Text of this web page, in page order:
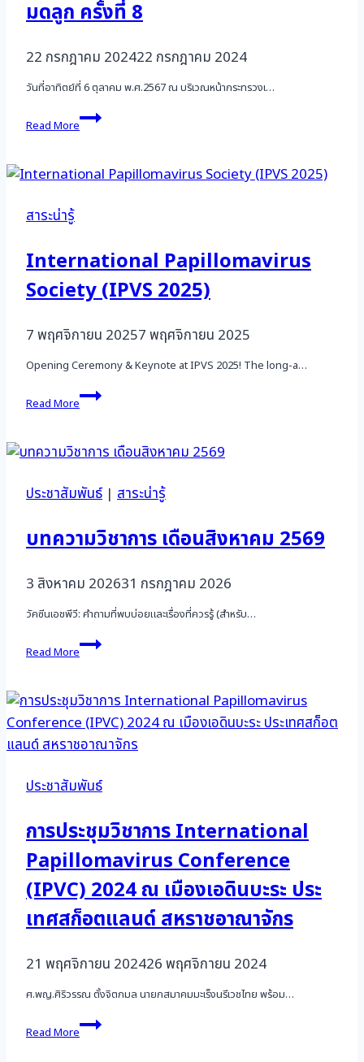
มดลูก ครั้งที่ 8
22 กรกฎาคม 202422 กรกฎาคม 2024
วันที่อาทิตย์ที่ 6 ตุลาคม พ.ศ.2567 ณ บริเวณหน้ากระทรวงเ…
Read More
วิ่ง
ด้วย
น้อง
ครั้ง
ที่
8
สาระน่ารู้
International Papillomavirus
Society (IPVS 2025)
7 พฤศจิกายน 20257 พฤศจิกายน 2025
Opening Ceremony & Keynote at IPVS 2025! The long-a…
Read More
International
Papillomavirus
2025)
ประชาสัมพันธ์| สาระน่ารู้
บทความวิชาการ เดือนสิงหาคม 2569
3 สิงหาคม 202631 กรกฎาคม 2026
วัคซีนเอชพีวี: คำถามที่พบบ่อยและเรื่องที่ควรรู้ (สำหรับ…
Read More
บทความ
วิชาการ
2569
ประชาสัมพันธ์
การประชุมวิชาการ International
Papillomavirus Conference
(IPVC) 2024 ณ เมืองเอดินบะระ ประ
เทศสก็อตแลนด์ สหราชอาณาจักร
21 พฤศจิกายน 202426 พฤศจิกายน 2024
ศ.พญ.ศิริวรรณ ตั้งจิตกมล นายกสมาคมมะเร็งนรีเวชไทย พร้อม…
Read More
การ
ประชุม